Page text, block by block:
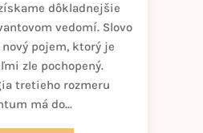
dôkladnejšie
vedomí. Slovo
pojem, ktorý je
zle pochopený.
tretieho rozmeru
má do...